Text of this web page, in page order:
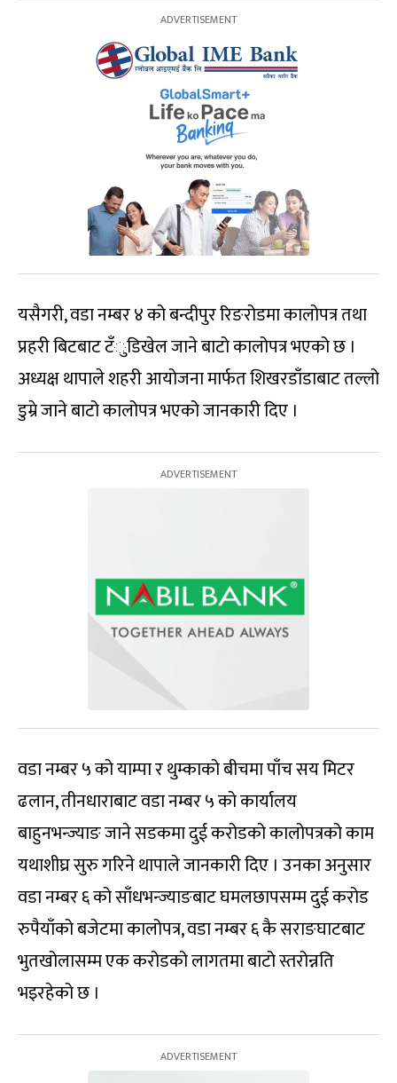
यसैगरी, वडा नम्बर ४ को बन्दीपुर रिङरोडमा कालोपत्र तथा
प्रहरी बिटबाट टँुडिखेल जाने बाटो कालोपत्र भएको छ ।
अध्यक्ष थापाले शहरी आयोजना मार्फत शिखरडाँडाबाट तल्लो
डुम्रे जाने बाटो कालोपत्र भएको जानकारी दिए ।
वडा नम्बर ५ को याम्पा र थुम्काको बीचमा पाँच सय मिटर
ढलान, तीनधाराबाट वडा नम्बर ५ को कार्यालय
बाहुनभन्ज्याङ जाने सडकमा दुई करोडको कालोपत्रको काम
यथाशीघ्र सुरु गरिने थापाले जानकारी दिए । उनका अनुसार
वडा नम्बर ६ को साँधभन्ज्याङबाट घमलछापसम्म दुई करोड
रुपैयाँको बजेटमा कालोपत्र, वडा नम्बर ६ कै सराङघाटबाट
भुतखोलासम्म एक करोडको लागतमा बाटो स्तरोन्नति
भइरहेको छ ।